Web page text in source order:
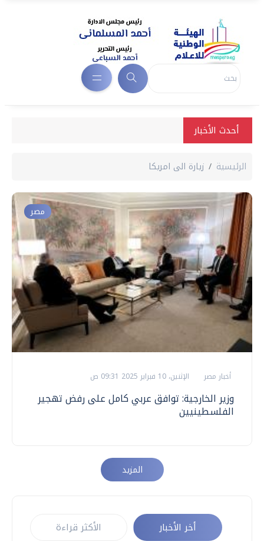
أحدث الأخبار
الرئيسية زيارة الى امريكا
مصر
أخبار مصر الإثنين، 10 فبراير 2025 09:31 ص
وزير الخارجية: توافق عربي كامل على رفض تهجير
الفلسطينيين
المزيد
أخر الأخبار الأكثر قراءة